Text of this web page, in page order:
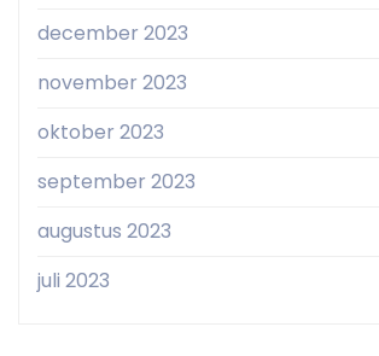
december 2023
november 2023
oktober 2023
september 2023
augustus 2023
juli 2023